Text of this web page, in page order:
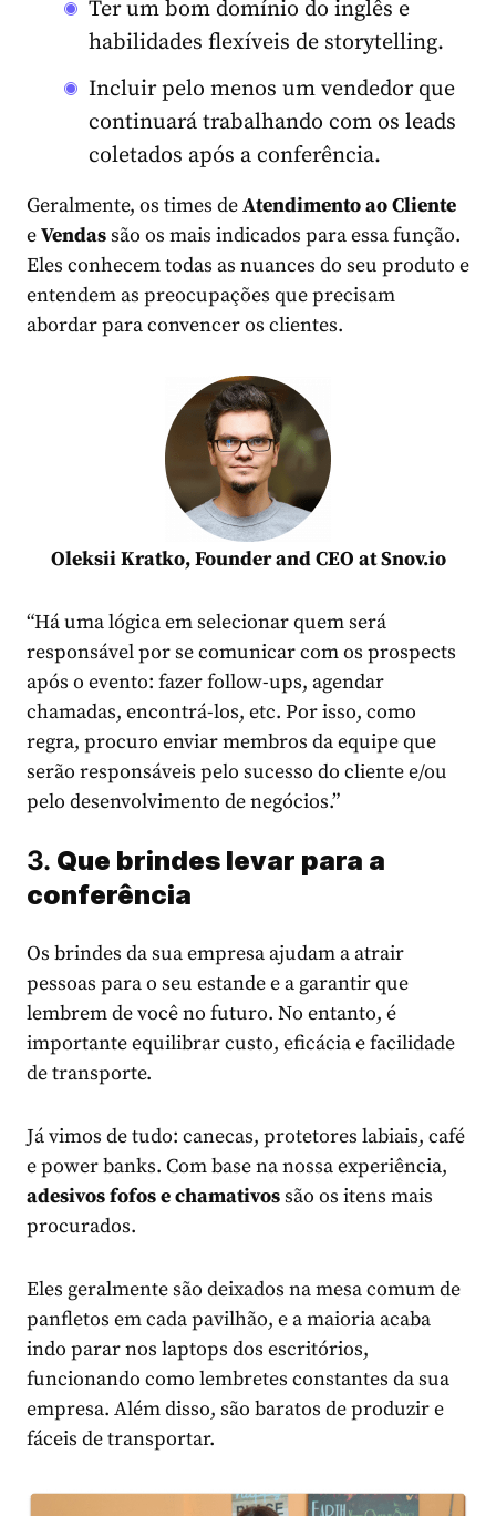
Ter um bom domínio do inglês e
habilidades flexíveis de storytelling.
Incluir pelo menos um vendedor que
continuará trabalhando com os leads
coletados após a conferência.
Geralmente, os times deAtendimento ao Cliente
eVendassão os mais indicados para essa função.
Eles conhecem todas as nuances do seu produto e
entendem as preocupações que precisam
abordar para convencer os clientes.
Oleksii Kratko, Founder and CEO at Snov.io
“Há uma lógica em selecionar quem será
responsável por se comunicar com os prospects
após o evento: fazer follow-ups, agendar
chamadas, encontrá-los, etc. Por isso, como
regra, procuro enviar membros da equipe que
serão responsáveis pelo sucesso do cliente e/ou
pelo desenvolvimento de negócios.”
3. Que brindes levar para a
conferência
Os brindes da sua empresa ajudam a atrair
pessoas para o seu estande e a garantir que
lembrem de você no futuro. No entanto, é
importante equilibrar custo, eficácia e facilidade
de transporte.
Já vimos de tudo: canecas, protetores labiais, café
e power banks. Com base na nossa experiência,
adesivos fofos e chamativossão os itens mais
procurados.
Eles geralmente são deixados na mesa comum de
panfletos em cada pavilhão, e a maioria acaba
indo parar nos laptops dos escritórios,
funcionando como lembretes constantes da sua
empresa. Além disso, são baratos de produzir e
fáceis de transportar.